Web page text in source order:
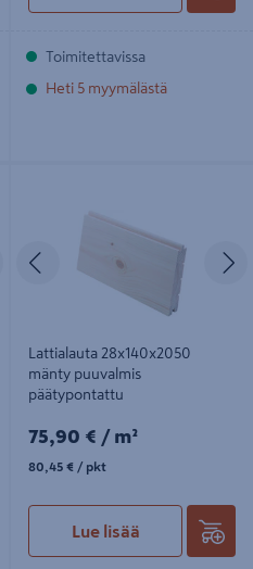
Toimitettavissa
Heti 5 myymälästä
SeuraavaEdellinen
Lattialauta 28x140x2050
mänty puuvalmis
päätypontattu
75,90€/m²
75,90 € / m²
80,45€/pkt
80,45 € / pkt
Lue lisää